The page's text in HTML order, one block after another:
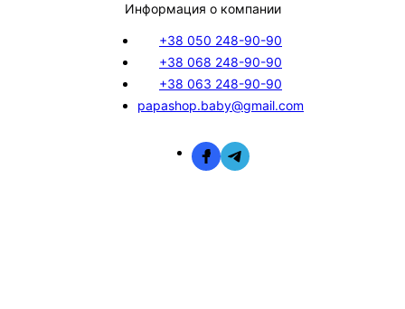
Информация о компании
+38 050 248-90-90
+38 068 248-90-90
+38 063 248-90-90
papashop.baby@gmail.com